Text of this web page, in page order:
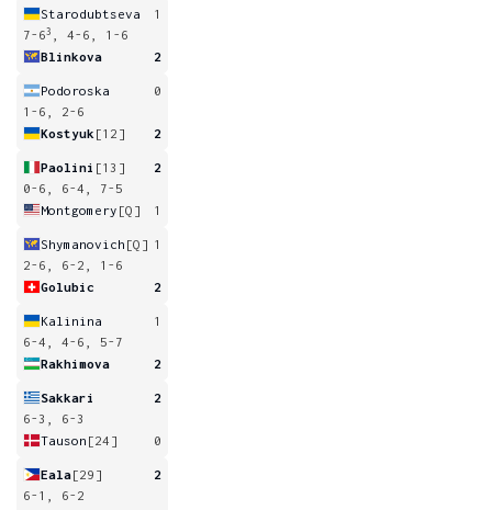
Starodubtseva
1
7-63
, 4-6, 1-6
Blinkova
2
Podoroska
0
1-6, 2-6
Kostyuk [12] 2
Paolini [13]
2
0-6, 6-4, 7-5
Montgomery [Q] 1
Shymanovich [Q] 1
2-6, 6-2, 1-6
Golubic
2
Kalinina
1
6-4, 4-6, 5-7
Rakhimova
2
Sakkari
2
6-3, 6-3
Tauson [24] 0
Eala[29]
2
6-1, 6-2